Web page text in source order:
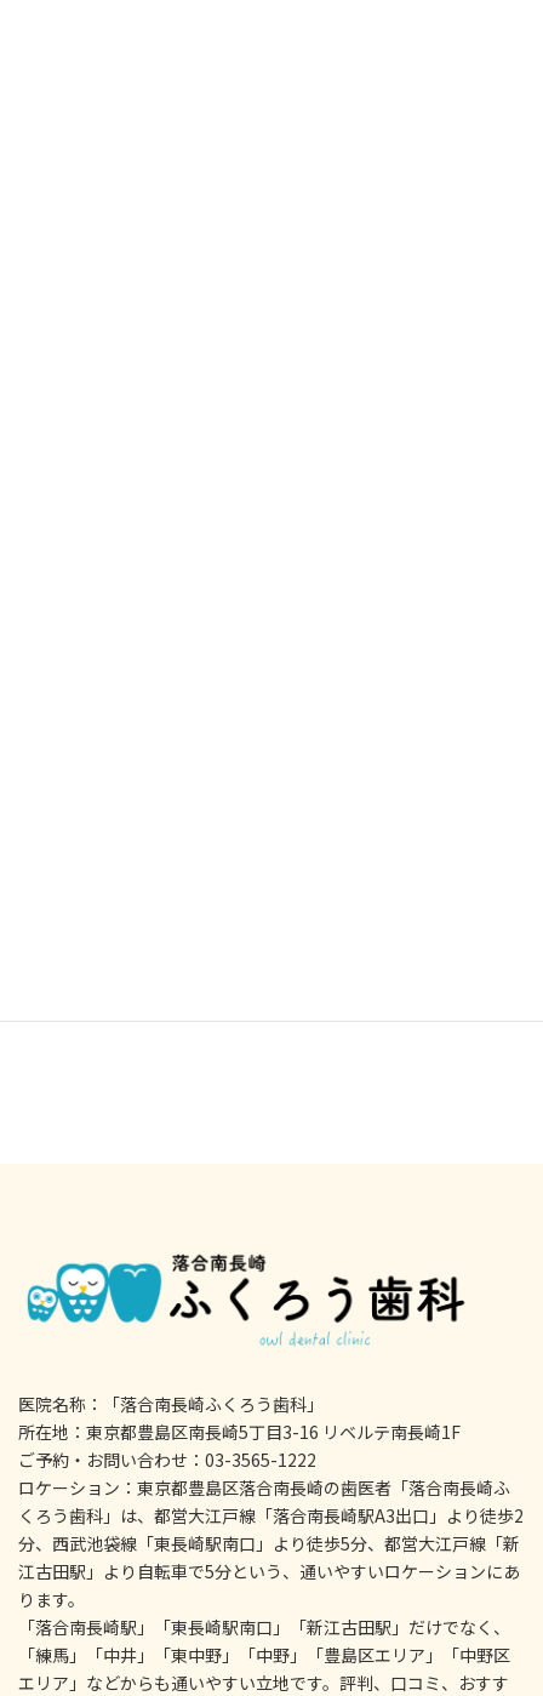
医院名称：「落合南長崎ふくろう歯科」
所在地：東京都豊島区南長崎5丁目3-16 リベルテ南長崎1F
ご予約・お問い合わせ：03-3565-1222
ロケーション：東京都豊島区落合南長崎の歯医者「落合南長崎ふ
くろう歯科」は、都営大江戸線「落合南長崎駅A3出口」より徒歩2
分、西武池袋線「東長崎駅南口」より徒歩5分、都営大江戸線「新
江古田駅」より自転車で5分という、通いやすいロケーションにあ
ります。
「落合南長崎駅」「東長崎駅南口」「新江古田駅」だけでなく、
「練馬」「中井」「東中野」「中野」「豊島区エリア」「中野区
エリア」などからも通いやすい立地です。評判、口コミ、おすす